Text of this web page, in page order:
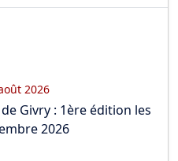
2026
Givry : 1ère édition les
2026